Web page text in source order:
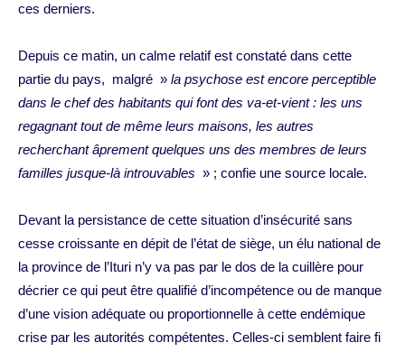
ces derniers.
Depuis ce matin, un calme relatif est constaté dans cette
partie du pays, malgré » la psychose est encore perceptible
dans le chef des habitants qui font des va-et-vient : les uns
regagnant tout de même leurs maisons, les autres
recherchant âprement quelques uns des membres de leurs
familles jusque-là introuvables » ; confie une source locale.
Devant la persistance de cette situation d’insécurité sans
cesse croissante en dépit de l’état de siège, un élu national de
la province de l’Ituri n’y va pas par le dos de la cuillère pour
décrier ce qui peut être qualifié d’incompétence ou de manque
d’une vision adéquate ou proportionnelle à cette endémique
crise par les autorités compétentes. Celles-ci semblent faire fi